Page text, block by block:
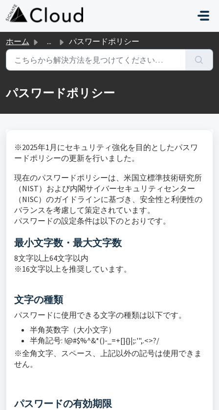
メインコンテンツに移動
ホーム ... パスワードポリシー
パスワードポリシー
※2025年1月にセキュリティ強化を目的としたパスワ
ードポリシーの更新を行いました。
現在のパスワードポリシーは、米国立標準技術研究所
（NIST）および内閣サイバーセキュリティセンター
（NISC）のガイドラインに基づき、安全性と利便性の
バランスを考慮して策定されています。
パスワードの設定条件は以下のとおりです。
最小文字数・最大文字数
8文字以上64文字以内
※16文字以上を推奨しています。
文字の種類
パスワードに使用できる文字の種類は以下です。
半角英数字（大小文字）
半角記号: !@#$%^&*()-_=+[]{}|;:'",.<>?/
※全角文字、スペース、上記以外の記号は使用できま
せん。
パスワードの有効期限